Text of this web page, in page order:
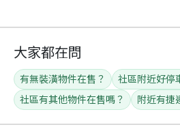
大家都在問
有無裝潢物件在售？
社區附近好停
社區有其他物件在售嗎？
附近有捷